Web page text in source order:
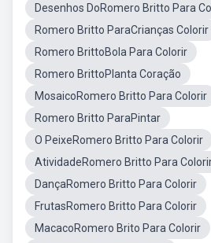
Desenhos DoRomero Britto Para
Romero Britto ParaCrianças Colorir
Romero BrittoBola Para Colorir
Romero BrittoPlanta Coração
MosaicoRomero Britto Para Colorir
Romero Britto ParaPintar
O PeixeRomero Britto Para Colorir
AtividadeRomero Britto Para
DançaRomero Britto Para Colorir
FrutasRomero Britto Para Colorir
MacacoRomero Brito Para Colorir